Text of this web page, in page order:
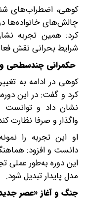
کوهی، اضطراب‌های
چالش‌های خانواده‌ها
کرد: همین تجربه
شرایط بحرانی نقش
‌حکمرانی چندسطحی
کوهی در ادامه به
کرد و گفت: در این
نشان داد و توانست
واگذار و صرفا نظارت
او این تجربه را
دانست و افزود:
این دوره به‌طور عملی
مدل پایدار تبدیل شود.
‌جنگ و آغاز «عصر